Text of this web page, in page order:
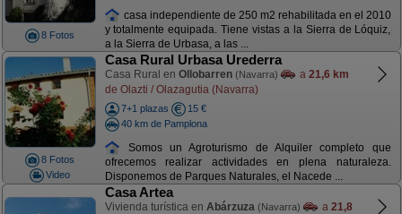
8 Fotos
casa independiente de 250 m2 rehabilitada en el 2010
y totalmente equipada. Tiene vistas a la Sierra de Lóquiz,
a la Sierra de Urbasa, a las ...
8 Fotos
Video
Casa Rural Urbasa Urederra
Casa Rural en Ollobarren (Navarra) a 21,6 km
de Olazti / Olazagutia (Navarra)
7+1 plazas
15 €
40 km de Pamplona
Somos un Agroturismo de Alquiler completo que
ofrecemos realizar actividades en plena naturaleza.
Disponemos de Parques Naturales, el Nacede ...
Casa Artea
Vivienda turística en Abárzuza (Navarra) a 21,8